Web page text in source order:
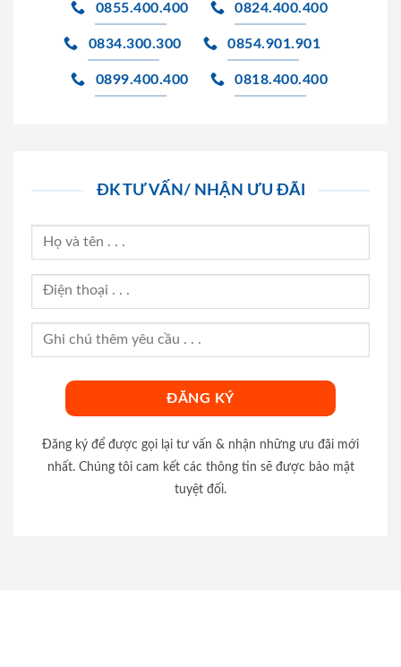
0855.400.400 0824.400.400
0834.300.300 0854.901.901
0899.400.400 0818.400.400
ĐK TƯ VẤN/ NHẬN ƯU ĐÃI
Đăng ký để được gọi lại tư vấn & nhận những ưu đãi mới
nhất. Chúng tôi cam kết các thông tin sẽ được bảo mật
tuyệt đối.